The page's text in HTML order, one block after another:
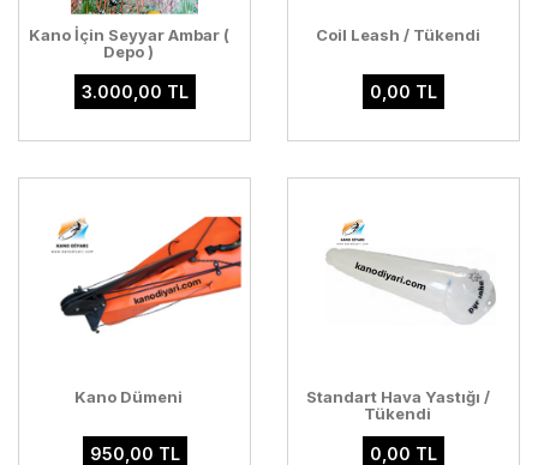
Kano İçin Seyyar Ambar (
Depo )
3.000,00 TL
Coil Leash / Tükendi
0,00 TL
Kano Dümeni
950,00 TL
Standart Hava Yastığı /
Tükendi
0,00 TL